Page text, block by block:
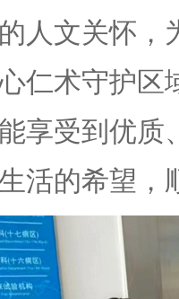
人文关怀，
仁术守护
享受到优质
活的希望，